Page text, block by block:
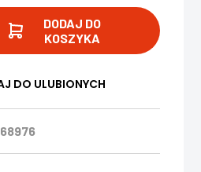
DODAJ DO
KOSZYKA
DO ULUBIONYCH